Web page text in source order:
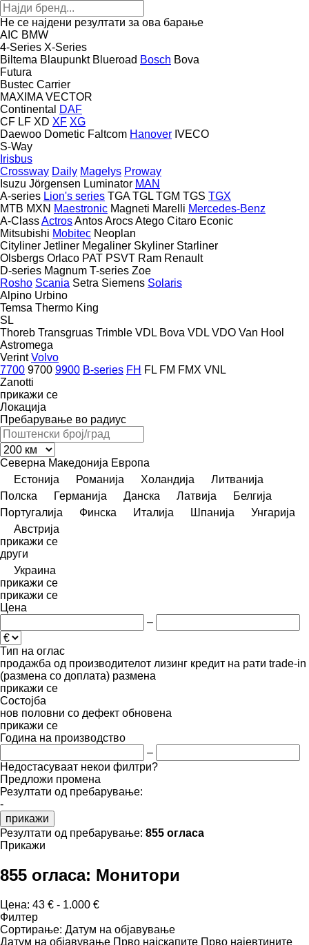
Не се најдени резултати за ова барање
AIC BMW
4-Series X-Series
Biltema Blaupunkt Blueroad Bosch Bova
Futura
Bustec Carrier
MAXIMA VECTOR
Continental
DAF
CF LF XD XF XG
Daewoo Dometic Faltcom Hanover IVECO
S-Way
Irisbus
Crossway Daily Magelys Proway
Isuzu Jörgensen Luminator MAN
A-series Lion's series TGA TGL TGM TGS TGX
MTB MXN Maestronic Magneti Marelli Mercedes-Benz
A-ClassActrosAntosArocsAtego Citaro Econic
Mitsubishi Mobitec Neoplan
Cityliner Jetliner Megaliner Skyliner Starliner
Olsbergs Orlaco PAT PSVT Ram Renault
D-series Magnum T-series Zoe
Rosho Scania Setra Siemens Solaris
Alpino Urbino
Temsa Thermo King
SL
Thoreb Transgruas Trimble VDL Bova VDL VDO Van Hool
Astromega
Verint Volvo
7700 9700 9900 B-series FH FL FM FMX VNL
Zanotti
прикажи се
Локација
Пребарување во радиус
Северна Македонија Европа
Естонија
Романија Холандија
Литванија
Полска
Германија Данска Латвија
Белгија
Португалија
Финска Италија Шпанија
Унгарија
Австрија
прикажи се
други
Украина
прикажи се
прикажи се
Цена
–
Тип на оглас
продажба од производителот лизинг кредит на рати trade-in
(размена со доплата) размена
прикажи се
Состојба
нов половни со дефект обновена
прикажи се
Година на производство
–
Недостасуваат некои филтри?
Предложи промена
Резултати од пребарување:
-
прикажи
Резултати од пребарување: 855 огласа
Прикажи
855 огласа: Монитори
Цена: 43 € - 1.000 €
Филтер
Сортирање: Датум на објавување
Датум на објавување Прво најскапите Прво најевтините